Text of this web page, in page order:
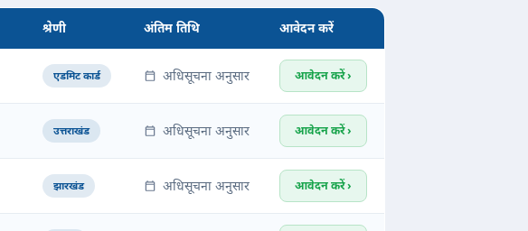
श्रेणी अंतिम तिथि आवेदन करें
एडमिट कार्ड अधिसूचना अनुसार आवेदन करें ›
उत्तराखंड अधिसूचना अनुसार आवेदन करें ›
झारखंड अधिसूचना अनुसार आवेदन करें ›